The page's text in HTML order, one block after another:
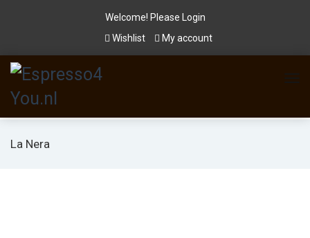
Welcome! Please
Login
Wishlist
My account
La Nera